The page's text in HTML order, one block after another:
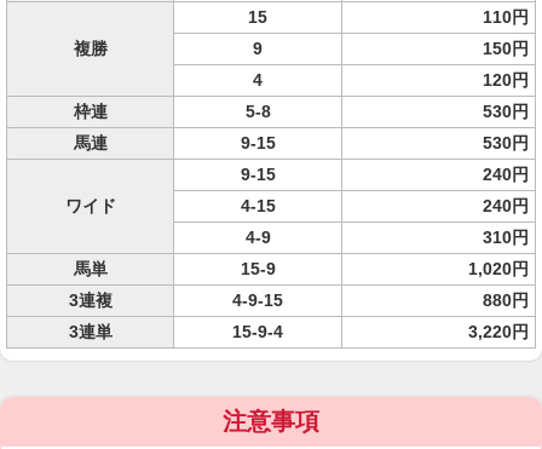
複勝
15
110円
9
150円
4
120円
枠連
5-8
530円
馬連
9-15 530円
ワイド
9-15
240円
4-15
240円
4-9
310円
馬単
15-9
1,020円
3連複
4-9-15
880円
3連単
15-9-4 3,220円
注意事項